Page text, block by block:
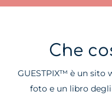
Che
GUESTPIX™ è un sito
foto e un libro